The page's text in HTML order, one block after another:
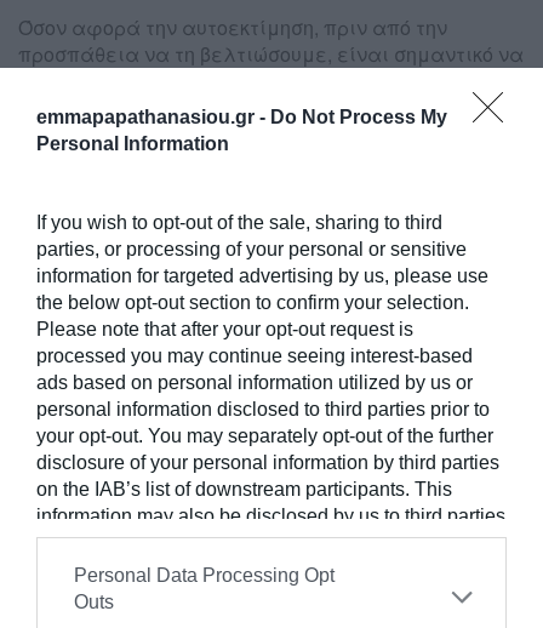
emmapapathanasiou.gr - Do Not Process My
Personal Information
If you wish to opt-out of the sale, sharing to third
parties, or processing of your personal or sensitive
information for targeted advertising by us, please use
the below opt-out section to confirm your selection.
Please note that after your opt-out request is
processed you may continue seeing interest-based
ads based on personal information utilized by us or
personal information disclosed to third parties prior to
your opt-out. You may separately opt-out of the further
disclosure of your personal information by third parties
on the IAB’s list of downstream participants. This
information may also be disclosed by us to third parties
on theIAB’s List of Downstream Participantsthat may
further disclose it to other third parties.
Personal Data Processing Opt
Outs
Όσον αφορά την αυτοεκτίμηση, πριν από την
προσπάθεια να τη βελτιώσουμε, είναι σημαντικό να
Και πάνω απ ‘όλα, από τι είναι δομημένη; Η
αυτορρύθμιση, η αυτοπραγμάτωση, η αυτο-
έχει χαμηλή αυτοεκτίμηση μπορεί να εξακολουθεί
να έχει ένα από τα παραπάνω στοιχεία, οπότε
είναι σημαντικό να καταλάβουμε ποιο “λείπει”.
Συνήθως εκείνοι με χαμηλή αυτοεκτίμηση έχουν
μεγάλη διαφορά μεταξύ του αντιληπτού
εαυτού(πως είναι) και του ιδανικού εαυτού (όπως θα
ήθελαν να είναι). Ένα σημαντικό πρώτο βήμα για
να εμβαθύνετε την αυτοεκτίμησή σας είναι να
αναρωτηθείτε για κάθε στοιχείο.
Αυτορρύθμιση: μπορώ να ρυθμίσω τις σκέψεις και τα
συναισθήματα ως απάντηση σε εσωτερικά ή
περιβαλλοντικά ερεθίσματα;
Αυτοπροσδιορισμός: μπορώ να αναγνωρίσω τις
δυνατότητές μου;
Αυτο-αποτελεσματικότητα: μπορώ να τα καταφέρω
σε συγκεκριμένες δραστηριότητες ή, καταστάσεις της